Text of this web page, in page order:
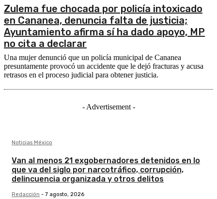
Zulema fue chocada por policía intoxicado
en Cananea, denuncia falta de justicia;
Ayuntamiento afirma sí ha dado apoyo, MP
no cita a declarar
Una mujer denunció que un policía municipal de Cananea
presuntamente provocó un accidente que le dejó fracturas y acusa
retrasos en el proceso judicial para obtener justicia.
- Advertisement -
Noticias México
Van al menos 21 exgobernadores detenidos en lo
que va del siglo por narcotráfico, corrupción,
delincuencia organizada y otros delitos
Redacción - 7 agosto, 2026